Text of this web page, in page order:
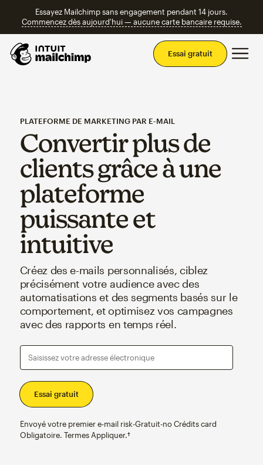
Essayez Mailchimp sans engagement pendant 14 jours.
Commencez dès aujourd'hui — aucune carte bancaire requise.
Essai gratuit
PLATEFORME DE MARKETING PAR E-MAIL
Convertir plus de
clients grâce à une
plateforme
puissante et
intuitive
Créez des e-mails personnalisés, ciblez
précisément votre audience avec des
automatisations et des segments basés sur le
comportement, et optimisez vos campagnes
avec des rapports en temps réel.
Saisissez votre adresse électronique
Envoyé votre premier e-mail risk-Gratuit-no Crédits card
Obligatoire. Termes Appliquer.†